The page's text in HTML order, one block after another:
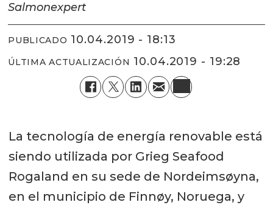
Salmonexpert
PUBLICADO 10.04.2019 - 18:13
ÚLTIMA ACTUALIZACIÓN 10.04.2019 - 19:28
La tecnología de energía renovable está
siendo utilizada por Grieg Seafood
Rogaland en su sede de Nordeimsøyna,
en el municipio de Finnøy, Noruega, y